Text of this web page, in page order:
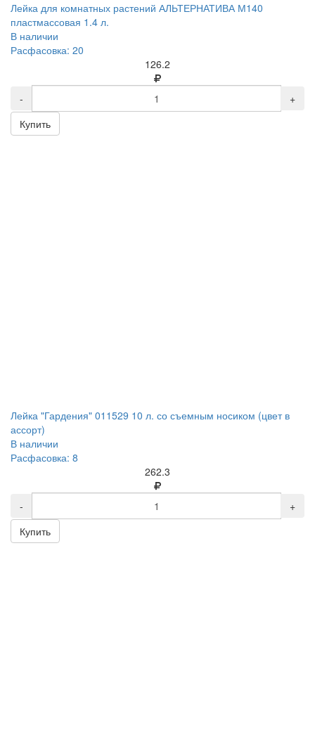
Лейка для комнатных растений АЛЬТЕРНАТИВА М140
пластмассовая 1.4 л.
В наличии
Расфасовка: 20
126.2
-
+
Купить
Лейка "Гардения" 011529 10 л. со съемным носиком (цвет в
ассорт)
В наличии
Расфасовка: 8
262.3
-
+
Купить